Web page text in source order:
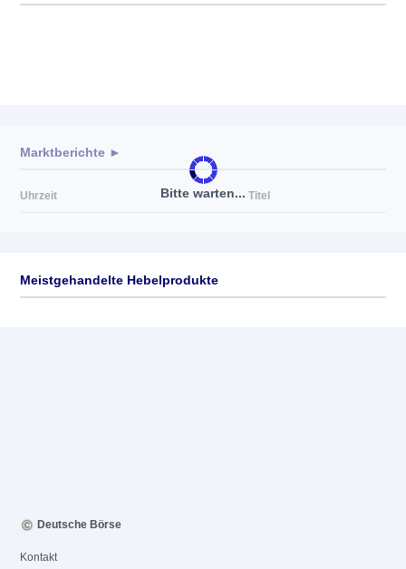
Bitte warten...
Marktberichte ►
Uhrzeit Titel
Meistgehandelte Hebelprodukte
Deutsche Börse
Kontakt